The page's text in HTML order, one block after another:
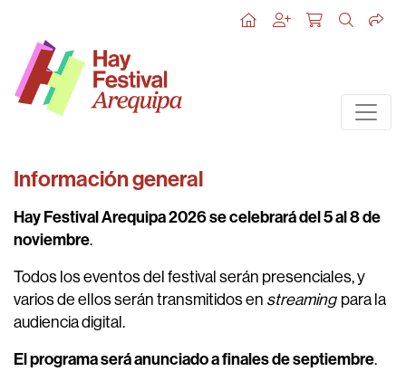
Información general
Hay Festival Arequipa 2026 se celebrará del 5 al 8 de
noviembre.
Todos los eventos del festival serán presenciales, y
varios de ellos serán transmitidos en streaming para la
audiencia digital.
El programa será anunciado a finales de septiembre.